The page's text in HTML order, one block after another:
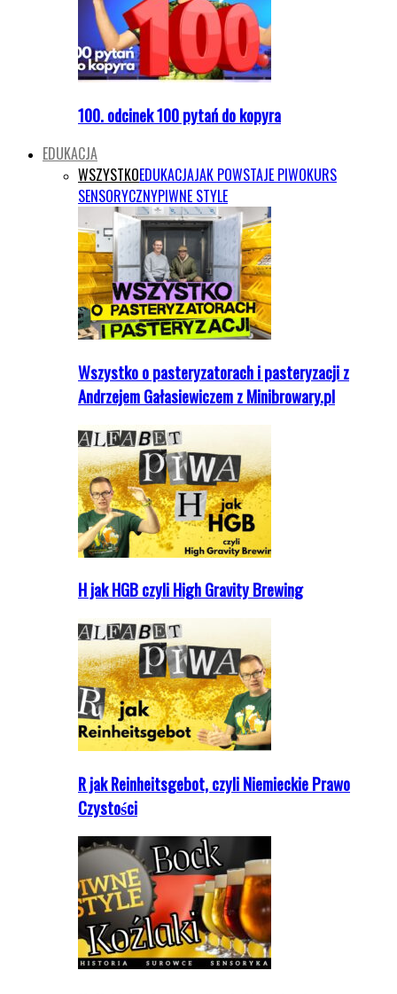
100. odcinek 100 pytań do kopyra
EDUKACJA
WSZYSTKOEDUKACJAJAK POWSTAJE PIWOKURS
SENSORYCZNYPIWNE STYLE
Wszystko o pasteryzatorach i pasteryzacji z
Andrzejem Gałasiewiczem z Minibrowary.pl
H jak HGB czyli High Gravity Brewing
R jak Reinheitsgebot, czyli Niemieckie Prawo
Czystości